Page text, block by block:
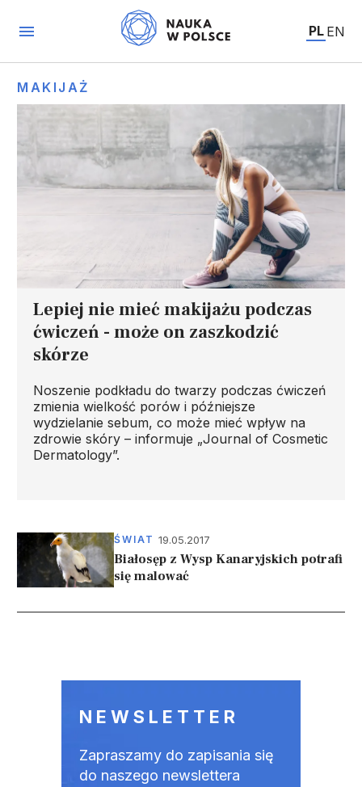
PL EN
MAKIJAŻ
Lepiej nie mieć makijażu podczas
ćwiczeń - może on zaszkodzić
skórze
Noszenie podkładu do twarzy podczas ćwiczeń
zmienia wielkość porów i późniejsze
wydzielanie sebum, co może mieć wpływ na
zdrowie skóry – informuje „Journal of Cosmetic
Dermatology”.
ŚWIAT 19.05.2017
Białosęp z Wysp Kanaryjskich potrafi
się malować
NEWSLETTER
Zapraszamy do zapisania się
do naszego newslettera